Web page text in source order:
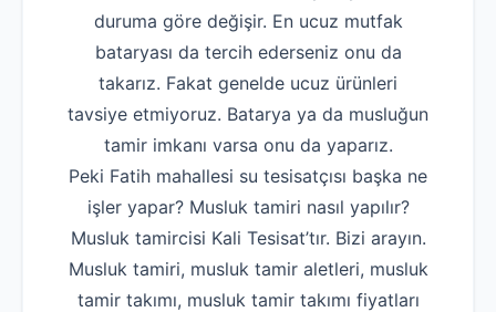
duruma göre değişir. En ucuz mutfak
bataryası da tercih ederseniz onu da
takarız. Fakat genelde ucuz ürünleri
tavsiye etmiyoruz. Batarya ya da musluğun
tamir imkanı varsa onu da yaparız.
Peki Fatih mahallesi su tesisatçısı başka ne
işler yapar? Musluk tamiri nasıl yapılır?
Musluk tamircisi Kali Tesisat’tır. Bizi arayın.
Musluk tamiri, musluk tamir aletleri, musluk
tamir takımı, musluk tamir takımı fiyatları